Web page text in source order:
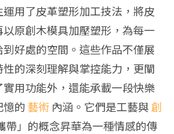
用了皮革塑形加工技法，將皮
原創木模具加壓塑形，為每一
好處的空間。這些作品不僅展
的深刻理解與掌控能力，更闡
用功能外，還能承載一段快樂
憶的 藝術 內涵。它們是工藝與創
帶」的概念昇華為一種情感的傳